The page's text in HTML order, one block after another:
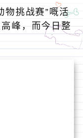
物挑战赛”嘅活
峰，而今日整